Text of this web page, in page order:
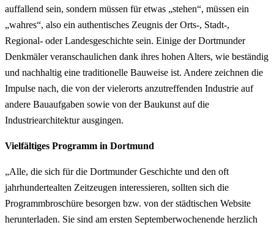
auffallend sein, sondern müssen für etwas „stehen“, müssen ein
„wahres“, also ein authentisches Zeugnis der Orts-, Stadt-,
Regional- oder Landesgeschichte sein. Einige der Dortmunder
Denkmäler veranschaulichen dank ihres hohen Alters, wie beständig
und nachhaltig eine traditionelle Bauweise ist. Andere zeichnen die
Impulse nach, die von der vielerorts anzutreffenden Industrie auf
andere Bauaufgaben sowie von der Baukunst auf die
Industriearchitektur ausgingen.
Vielfältiges Programm in Dortmund
„Alle, die sich für die Dortmunder Geschichte und den oft
jahrhundertealten Zeitzeugen interessieren, sollten sich die
Programmbroschüre besorgen bzw. von der städtischen Website
herunterladen. Sie sind am ersten Septemberwochenende herzlich